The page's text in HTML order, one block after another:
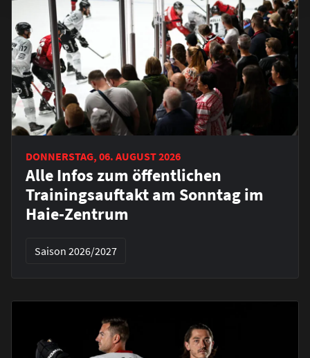
DONNERSTAG, 06. AUGUST 2026
Alle Infos zum öffentlichen
Trainingsauftakt am Sonntag im
Haie-Zentrum
Saison 2026/2027